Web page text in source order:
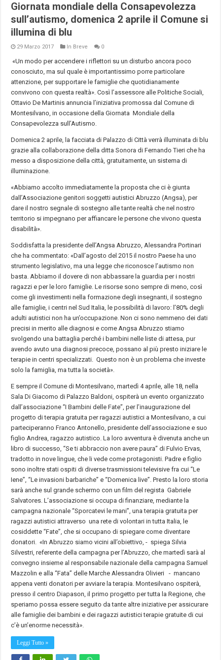
Giornata mondiale della Consapevolezza
sull’autismo, domenica 2 aprile il Comune si
illumina di blu
29 Marzo 2017 In Breve 0
«Un modo per accendere i riflettori su un disturbo ancora poco
conosciuto, ma sul quale è importantissimo porre particolare
attenzione, per supportare le famiglie che quotidianamente
convivono con questa realtà». Così l’assessore alle Politiche Sociali,
Ottavio De Martinis annuncia l’iniziativa promossa dal Comune di
Montesilvano, in occasione della Giornata Mondiale della
Consapevolezza sull’Autismo.
Domenica 2 aprile, la facciata di Palazzo di Città verrà illuminata di blu
grazie alla collaborazione della ditta Sonora di Fernando Tieri che ha
messo a disposizione della città, gratuitamente, un sistema di
illuminazione.
«Abbiamo accolto immediatamente la proposta che ci è giunta
dall’Associazione genitori soggetti autistici Abruzzo (Angsa), per
dare il nostro segnale di sostegno alle tante realtà che nel nostro
territorio si impegnano per affiancare le persone che vivono questa
disabilità».
Soddisfatta la presidente dell’Angsa Abruzzo, Alessandra Portinari
che ha commentato: «Dall’agosto del 2015 il nostro Paese ha uno
strumento legislativo, ma una legge che riconosce l’autismo non
basta. Abbiamo il dovere di non abbassare la guardia per i nostri
ragazzi e per le loro famiglie. Le risorse sono sempre di meno, così
come gli investimenti nella formazione degli insegnanti, il sostegno
alle famiglie, i centri nel Sud Italia, le possibilità di lavoro: l’80% degli
adulti autistici non ha un’occupazione. Non ci sono nemmeno dei dati
precisi in merito alle diagnosi e come Angsa Abruzzo stiamo
svolgendo una battaglia perché i bambini nelle liste di attesa, pur
avendo avuto una diagnosi precoce, possano al più presto iniziare le
terapie in centri specializzati. Questo non è un problema che investe
solo la famiglia, ma tutta la società».
E sempre il Comune di Montesilvano, martedì 4 aprile, alle 18, nella
Sala Di Giacomo di Palazzo Baldoni, ospiterà un evento organizzato
dall’associazione “I Bambini delle Fate”, per l’inaugurazione del
progetto di terapia gratuita per ragazzi autistici a Montesilvano, a cui
parteciperanno Franco Antonello, presidente dell’associazione e suo
figlio Andrea, ragazzo autistico. La loro avventura è divenuta anche un
libro di successo, “Se ti abbraccio non avere paura” di Fulvio Ervas,
tradotto in nove lingue, che li vede come protagonisti. Padre e figlio
sono inoltre stati ospiti di diverse trasmissioni televisive fra cui “Le
Iene”, “Le invasioni barbariche” e “Domenica live”. Presto la loro storia
sarà anche sul grande schermo con un film del regista Gabriele
Salvatores. L’associazione si occupa di finanziare, mediante la
campagna nazionale “Sporcatevi le mani”, una terapia gratuita per
ragazzi autistici attraverso una rete di volontari in tutta Italia, le
cosiddette “Fate”, che si occupano di spiegare come diventare
donatori. «In Abruzzo siamo vicini all’obiettivo, - spiega Silvia
Silvestri, referente della campagna per l’Abruzzo, che martedì sarà al
convegno insieme al responsabile nazionale della campagna Samuel
Mazzolin e alla “Fata” delle Marche Alessandra Olivieri - mancano
appena venti donatori per avviare la terapia. Montesilvano ospiterà,
presso il centro Diapason, il primo progetto per tutta la Regione, che
speriamo possa essere seguito da tante altre iniziative per assicurare
alle famiglie dei bambini e dei ragazzi autistici terapie gratuite di cui
c’è un’enorme necessità».
Leggi Tutto »